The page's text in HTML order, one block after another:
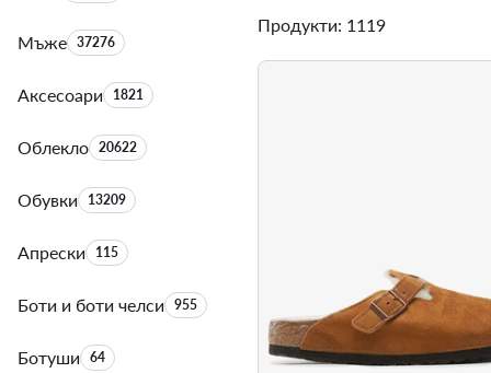
МъжеБрой на продуктите:
37276
АксесоариБрой на продуктите:
1821
ОблеклоБрой на продуктите:
20622
ОбувкиБрой на продуктите:
13209
АпрескиБрой на продуктите:
115
Боти и боти челсиБрой на продуктите:
955
БотушиБрой на продуктите:
64
Продукти: 1119